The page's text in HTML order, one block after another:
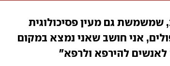
גם מעין פסיכולוגית
אני חושב שאני נמצא במקום
לאנשים להירפא ולרפא"